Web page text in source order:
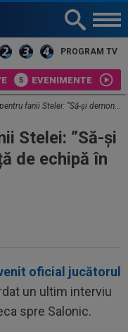
PROGRAM TV
EVENIMENTE
”Să-și demonstreze iubirea față de echipă în momentele dificile!”
Stelei: ”Să-și
de echipă în
oficial jucătorul
un ultim interviu
spre Salonic.